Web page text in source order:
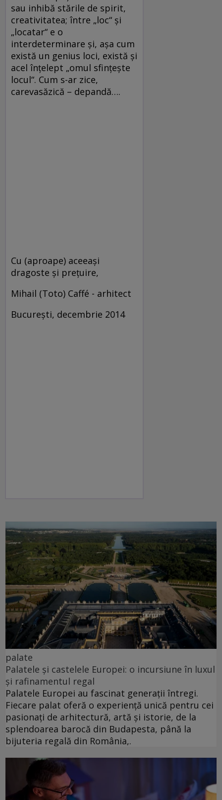
sau inhibă stările de spirit,
creativitatea; între „loc“ şi
„locatar“ e o
interdeterminare şi, aşa cum
există un genius loci, există şi
acel înţelept „omul sfinţeşte
locul“. Cum s-ar zice,
carevasăzică – depandă….
Cu (aproape) aceeaşi
dragoste şi preţuire,
Mihail (Toto) Caffé - arhitect
Bucureşti, decembrie 2014
palate
Palatele și castelele Europei: o incursiune în luxul
și rafinamentul regal
Palatele Europei au fascinat generații întregi.
Fiecare palat oferă o experiență unică pentru cei
pasionați de arhitectură, artă și istorie, de la
splendoarea barocă din Budapesta, până la
bijuteria regală din România,.